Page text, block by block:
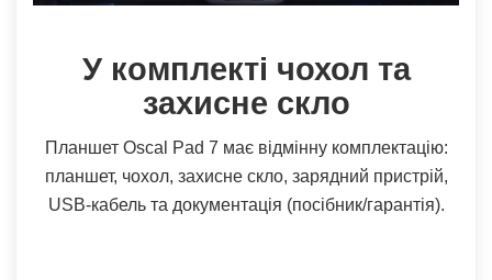
У комплекті чохол та
захисне скло
Планшет Oscal Pad 7 має відмінну комплектацію:
планшет, чохол, захисне скло, зарядний пристрій,
USB-кабель та документація (посібник/гарантія).